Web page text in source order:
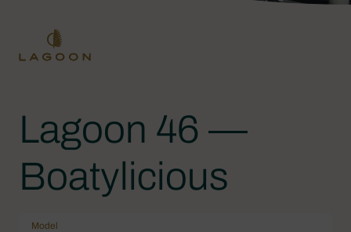
Lagoon 46 —
Boatylicious
Model